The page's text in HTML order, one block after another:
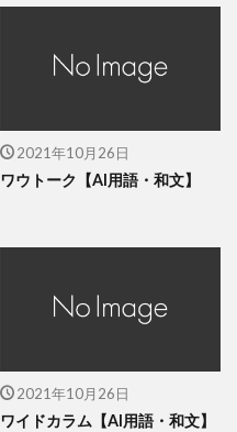
2021年10月26日
ワウトーク【AI用語・和文】
2021年10月26日
ワイドカラム【AI用語・和文】